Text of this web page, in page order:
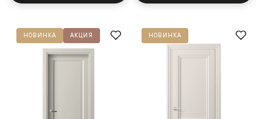
НОВИНКА АКЦИЯ НОВИНКА